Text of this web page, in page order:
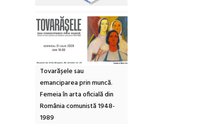
Tovarășele sau
emanciparea prin muncă.
Femeia în arta oficială din
România comunistă 1948-
1989